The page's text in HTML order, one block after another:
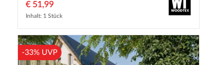
€ 51,99
Inhalt: 1 Stück
-33% UVP